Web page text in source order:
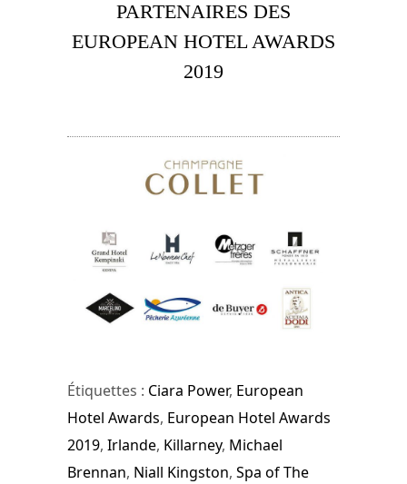
PARTENAIRES DES
EUROPEAN HOTEL AWARDS
2019
Étiquettes : Ciara Power, European
Hotel Awards, European Hotel Awards
2019, Irlande, Killarney, Michael
Brennan, Niall Kingston, Spa of The